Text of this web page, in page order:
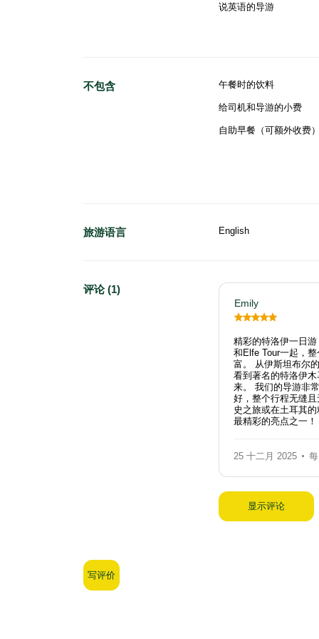
说英语的导游
不包含 午餐时的饮料
给司机和导游的小费
自助早餐（可额外收费
旅游语言 English
评论 (1)
Emily
精彩的特洛伊一日
和Elfe Tour一起，
富。 从伊斯坦布尔
看到著名的特洛伊
来。 我们的导游非
好，整个行程无缝
史之旅或在土耳其
最精彩的亮点之一！
25 十二月 2025
显示评论
写评价